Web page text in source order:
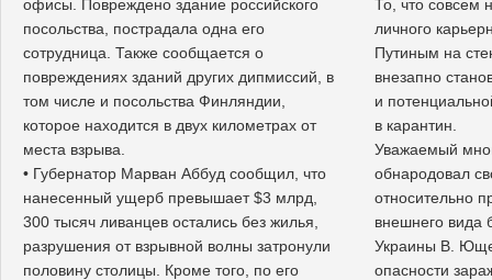
офисы. Повреждено здание российского
посольства, пострадала одна его
сотрудница. Также сообщается о
повреждениях зданий других дипмиссий, в
том числе и посольства Финляндии,
которое находится в двух километрах от
места взрыва.
• Губернатор Марван Аббуд сообщил, что
нанесенный ущерб превышает $3 млрд,
300 тысяч ливанцев остались без жилья,
разрушения от взрывной волны затронули
половину столицы. Кроме того, по его
То, что совсем
личного
Путиным на
внезапно
и
в карантин.
Уважаемый
обнародовал
относительно
внешнего вида
Украины В.
опасности